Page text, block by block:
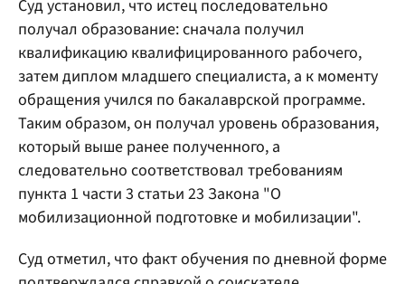
Суд установил, что истец последовательно
получал образование: сначала получил
квалификацию квалифицированного рабочего,
затем диплом младшего специалиста, а к моменту
обращения учился по бакалаврской программе.
Таким образом, он получал уровень образования,
который выше ранее полученного, а
следовательно соответствовал требованиям
пункта 1 части 3 статьи 23 Закона "О
мобилизационной подготовке и мобилизации".
Суд отметил, что факт обучения по дневной форме